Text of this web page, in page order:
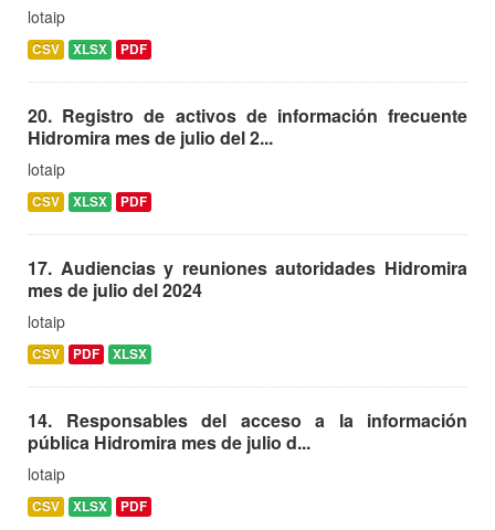
lotaip
CSV XLSX PDF
20. Registro de activos de información frecuente
Hidromira mes de julio del 2...
lotaip
CSV XLSX PDF
17. Audiencias y reuniones autoridades Hidromira
mes de julio del 2024
lotaip
CSV PDF XLSX
14. Responsables del acceso a la información
pública Hidromira mes de julio d...
lotaip
CSV XLSX PDF